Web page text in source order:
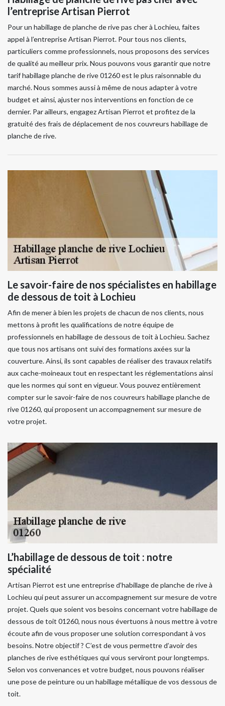
l’entreprise Artisan Pierrot
Pour un habillage de planche de rive pas cher à Lochieu, faites
appel à l’entreprise Artisan Pierrot. Pour tous nos clients,
particuliers comme professionnels, nous proposons des services
de qualité au meilleur prix. Nous pouvons vous garantir que notre
tarif habillage planche de rive 01260 est le plus raisonnable du
marché. Nous sommes aussi à même de nous adapter à votre
budget et ainsi, ajuster nos interventions en fonction de ce
dernier. Par ailleurs, engagez Artisan Pierrot et profitez de la
gratuité des frais de déplacement de nos couvreurs habillage de
planche de rive.
Le savoir-faire de nos spécialistes en habillage
de dessous de toit à Lochieu
Afin de mener à bien les projets de chacun de nos clients, nous
mettons à profit les qualifications de notre équipe de
professionnels en habillage de dessous de toit à Lochieu. Sachez
que tous nos artisans ont suivi des formations axées sur la
couverture. Ainsi, ils sont capables de réaliser des travaux relatifs
aux cache-moineaux tout en respectant les réglementations ainsi
que les normes qui sont en vigueur. Vous pouvez entièrement
compter sur le savoir-faire de nos couvreurs habillage planche de
rive 01260, qui proposent un accompagnement sur mesure de
votre projet.
L’habillage de dessous de toit : notre
spécialité
Artisan Pierrot est une entreprise d’habillage de planche de rive à
Lochieu qui peut assurer un accompagnement sur mesure de votre
projet. Quels que soient vos besoins concernant votre habillage de
dessous de toit 01260, nous nous évertuons à nous mettre à votre
écoute afin de vous proposer une solution correspondant à vos
besoins. Notre objectif ? C’est de vous permettre d’avoir des
planches de rive esthétiques qui vous serviront pour longtemps.
Selon vos convenances et votre budget, nous pouvons réaliser
une pose de peinture ou un habillage métallique de vos dessous de
toit.